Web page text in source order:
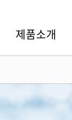
제품소개